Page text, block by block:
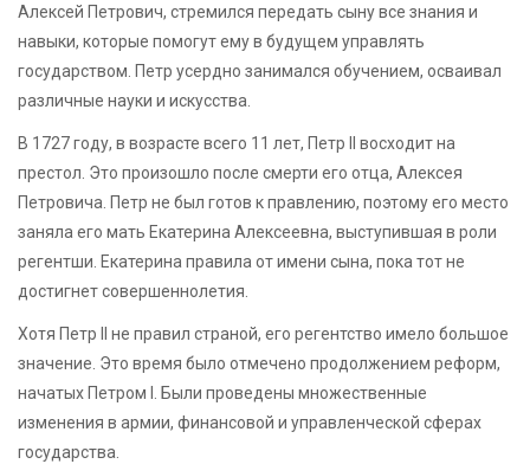
Алексей Петрович, стремился передать сыну все знания и
навыки, которые помогут ему в будущем управлять
государством. Петр усердно занимался обучением, осваивал
различные науки и искусства.
В 1727 году, в возрасте всего 11 лет, Петр II восходит на
престол. Это произошло после смерти его отца, Алексея
Петровича. Петр не был готов к правлению, поэтому его место
заняла его мать Екатерина Алексеевна, выступившая в роли
регентши. Екатерина правила от имени сына, пока тот не
достигнет совершеннолетия.
Хотя Петр II не правил страной, его регентство имело большое
значение. Это время было отмечено продолжением реформ,
начатых Петром I. Были проведены множественные
изменения в армии, финансовой и управленческой сферах
государства.